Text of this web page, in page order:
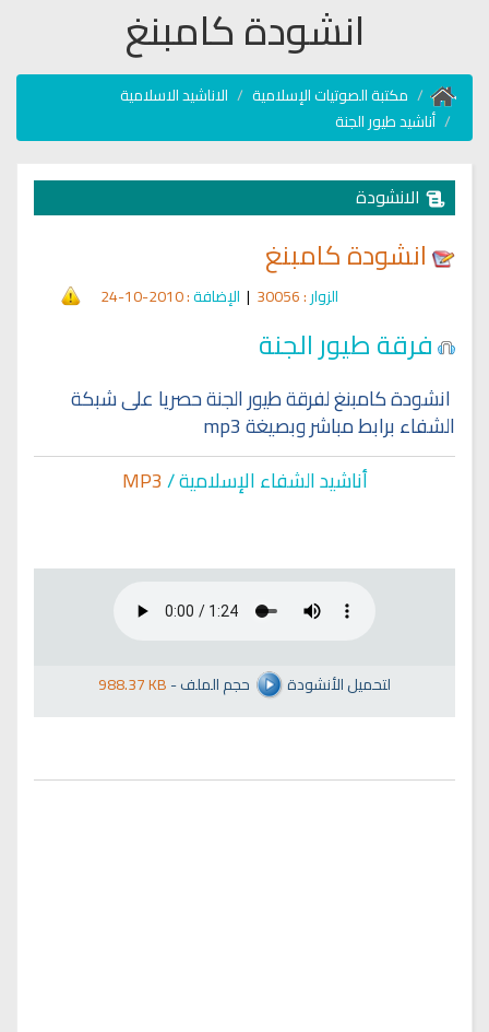
انشودة كامبنغ
مكتبة الصوتيات الإسلامية
الاناشيد الاسلامية
أناشيد طيور الجنة
الانشودة
انشودة كامبنغ
الزوار: 30056
| الإضافة: 2010-10-24
فرقة طيور الجنة
انشودة كامبنغ لفرقة طيور الجنة حصريا على شبكة
الشفاء برابط مباشر وبصيغة mp3
أناشيد الشفاء الإسلامية /MP3
988.37 KB- لتحميل الأنشودة حجم الملف